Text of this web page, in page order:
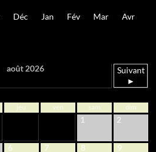
Déc Jan Fév Mar Avr
août 2026
Suivant
►
jeu ven sam dim
1 2
6 7 8 9